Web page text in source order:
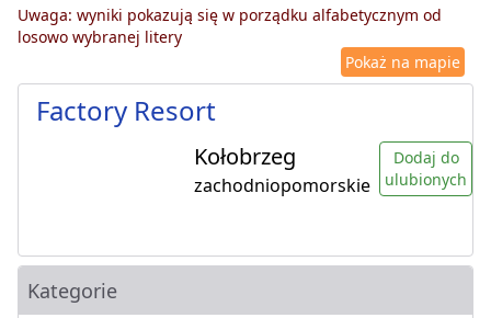
Uwaga: wyniki pokazują się w porządku alfabetycznym od
losowo wybranej litery
Pokaż na mapie
Factory Resort
Kołobrzeg
zachodniopomorskie
Dodaj do
ulubionych
Kategorie